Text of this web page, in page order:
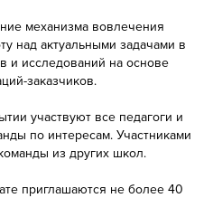
механизма вовлечения
над актуальными задачами в
и исследований на основе
заказчиков.
участвуют все педагоги и
по интересам. Участниками
из других школ.
приглашаются не более 40